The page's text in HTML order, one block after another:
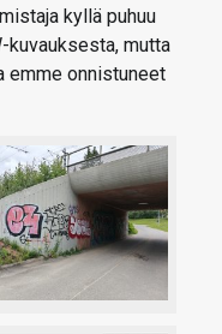
kyllä puhuu
kuvauksesta, mutta
emme onnistuneet